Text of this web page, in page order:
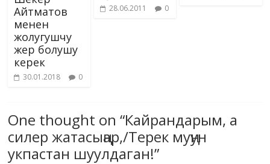
Айтматов
менен
жолугушчу
жер болушу
керек
30.01.2018 0
28.06.2011 0
One thought on “Кайрандарым, а
силер жатасыңар,/Терек муңун
укпастан шуулдаган!”